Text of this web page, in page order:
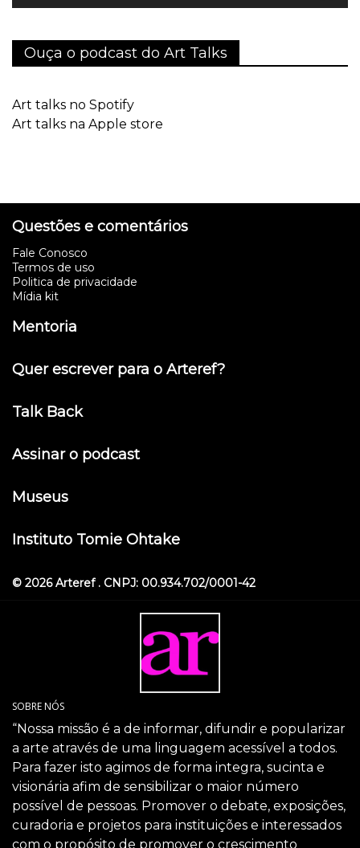
Ouça o podcast do Art Talks
Art talks no Spotify
Art talks na Apple store
Questões e comentários
Fale Conosco
Termos de uso
Politica de privacidade
Mídia kit
Mentoria
Quer escrever para o Arteref?
Talk Back
Assinar o podcast
Museus
Instituto Tomie Ohtake
© 2026 Arteref . CNPJ: 00.934.702/0001-42
SOBRE NÓS
“Nossa missão é a de informar, difundir e popularizar
a arte através de uma linguagem acessível a todos.
Para fazer isto agimos de forma integra, sucinta e
visionária afim de sensibilizar o maior número
possível de pessoas. Promover o debate, exposições,
curadoria e projetos para instituições e interessados
com o propósito de promover o crescimento